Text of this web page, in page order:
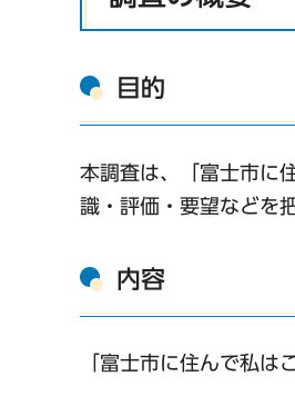
目的
本調査は、「富士市に
識・評価・要望などを
内容
「富士市に住んで私は